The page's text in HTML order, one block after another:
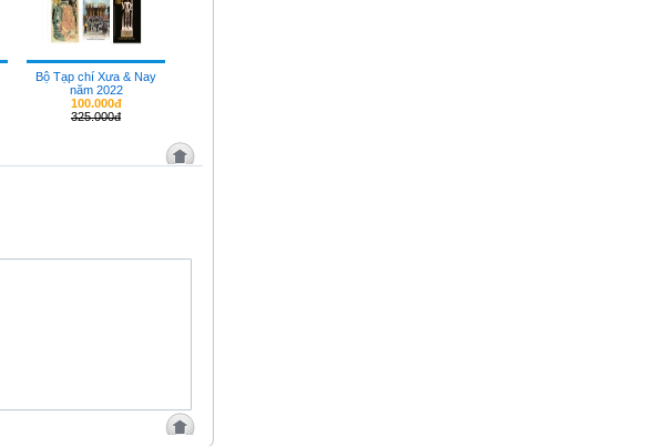
Bộ Tạp chí Xưa & Nay
năm 2022
100.000đ
325.000đ